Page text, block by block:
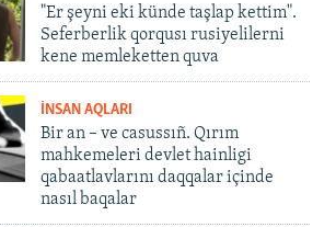
"Er şeyni eki künde taşlap kettim".
Seferberlik qorqusı rusiyelilerni
kene memleketten quva
İNSAN AQLARI
Bir an – ve casussıñ. Qırım
mahkemeleri devlet hainligi
qabaatlavlarını daqqalar içinde
nasıl baqalar